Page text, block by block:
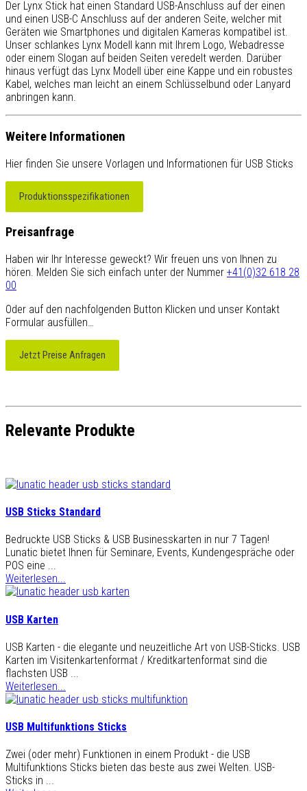
Der Lynx Stick hat einen Standard USB-Anschluss auf der einen
und einen USB-C Anschluss auf der anderen Seite, welcher mit
Geräten wie Smartphones und digitalen Kameras kompatibel ist.
Unser schlankes Lynx Modell kann mit Ihrem Logo, Webadresse
oder einem Slogan auf beiden Seiten veredelt werden. Darüber
hinaus verfügt das Lynx Modell über eine Kappe und ein robustes
Kabel, welches man leicht an einem Schlüsselbund oder Lanyard
anbringen kann.
Weitere Informationen
Hier finden Sie unsere Vorlagen und Informationen für USB Sticks
Produktionsspezifikationen
Preisanfrage
Haben wir Ihr Interesse geweckt? Wir freuen uns von Ihnen zu
hören. Melden Sie sich einfach unter der Nummer +41(0)32 618 28
00
Oder auf den nachfolgenden Button Klicken und unser Kontakt
Formular ausfüllen…
Jetzt Preise Anfragen
Relevante Produkte
USB Sticks Standard
Bedruckte USB Sticks & USB Businesskarten in nur 7 Tagen!
Lunatic bietet Ihnen für Seminare, Events, Kundengespräche oder
POS eine ...
Weiterlesen...
USB Karten
USB Karten - die elegante und neuzeitliche Art von USB-Sticks. USB
Karten im Visitenkartenformat / Kreditkartenformat sind die
flachsten USB ...
Weiterlesen...
USB Multifunktions Sticks
Zwei (oder mehr) Funktionen in einem Produkt - die USB
Multifunktions Sticks bieten das beste aus zwei Welten. USB-
Sticks in ...